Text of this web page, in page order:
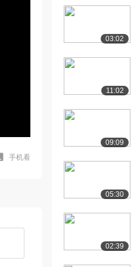
手机看
03:02
11:02
09:09
05:30
02:39